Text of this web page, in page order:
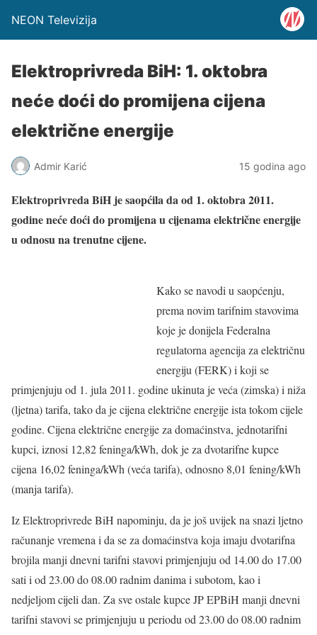
NEON Televizija
Elektroprivreda BiH: 1. oktobra
neće doći do promijena cijena
električne energije
Admir Karić 15 godina ago
Elektroprivreda BiH je saopćila da od 1. oktobra 2011.
godine neće doći do promijena u cijenama električne energije
u odnosu na trenutne cijene.
Kako se navodi u saopćenju,
prema novim tarifnim stavovima
koje je donijela Federalna
regulatorna agencija za električnu
energiju (FERK) i koji se
primjenjuju od 1. jula 2011. godine ukinuta je veća (zimska) i niža
(ljetna) tarifa, tako da je cijena električne energije ista tokom cijele
godine. Cijena električne energije za domaćinstva, jednotarifni
kupci, iznosi 12,82 feninga/kWh, dok je za dvotarifne kupce
cijena 16,02 feninga/kWh (veća tarifa), odnosno 8,01 fening/kWh
(manja tarifa).
Iz Elektroprivrede BiH napominju, da je još uvijek na snazi ljetno
računanje vremena i da se za domaćinstva koja imaju dvotarifna
brojila manji dnevni tarifni stavovi primjenjuju od 14.00 do 17.00
sati i od 23.00 do 08.00 radnim danima i subotom, kao i
nedjeljom cijeli dan. Za sve ostale kupce JP EPBiH manji dnevni
tarifni stavovi se primjenjuju u periodu od 23.00 do 08.00 radnim